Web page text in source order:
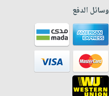
وسائل الدفع